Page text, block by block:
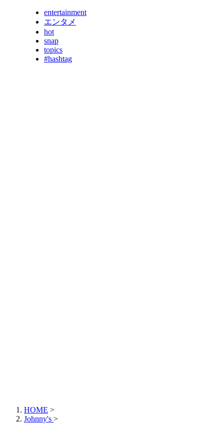
entertainment
エンタメ
hot
snap
topics
#hashtag
HOME >
Johnny's >